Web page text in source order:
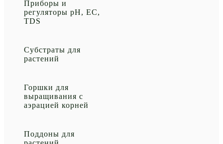
Приборы и
регуляторы рН, EC,
TDS
Субстраты для
растений
Горшки для
выращивания с
аэрацией корней
Поддоны для